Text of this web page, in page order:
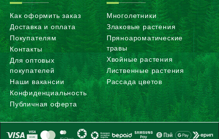
Как оформить заказ
Доставка и оплата
Покупателям
Контакты
Для оптовых
покупателей
Наши вакансии
Конфиденциальность
Публичная оферта
Многолетники
Злаковые растения
Пряноароматические
травы
Хвойные растения
Лиственные растения
Рассада цветов